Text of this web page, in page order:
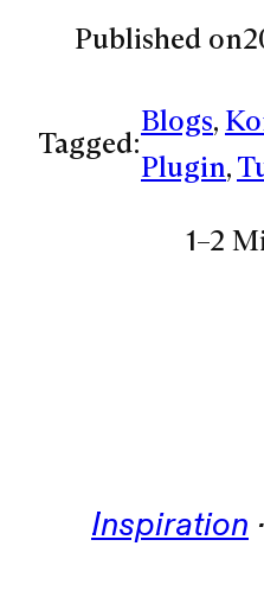
Published on
Tagged:
Blogs,
Plugin,
1–2
Inspiration ·